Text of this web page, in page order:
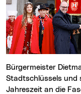
Bürgermeister Dietmar Prammer bei der Übergabe des
Stadtschlüssels und
Jahreszeit an die